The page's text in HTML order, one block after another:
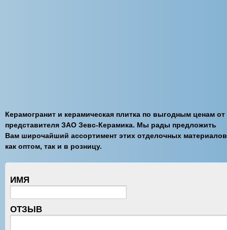
Керамогранит и керамическая плитка по выгодным ценам от
представителя ЗАО Зевс-Керамика. Мы рады предложить
Вам широчайший ассортимент этих отделочных материалов
как оптом, так и в розницу.
ИМЯ
ОТЗЫВ